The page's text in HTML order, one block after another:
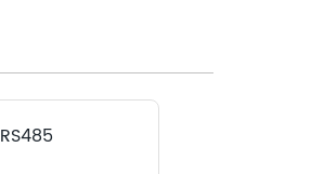
RS485